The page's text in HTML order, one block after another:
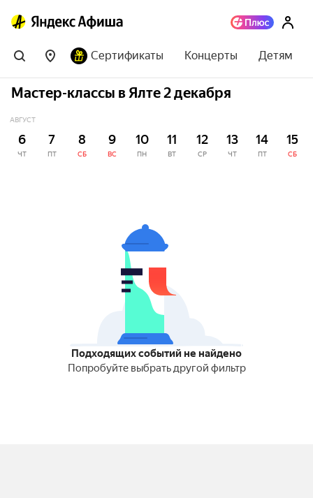
Сертификаты Концерты Детям
Мастер-классы в Ялте 2 декабря
АВГУСТ
6
ЧТ
7
ПТ
8
СБ
9
ВС
10
ПН
11
ВТ
12
СР
13
ЧТ
14
ПТ
15
СБ
Подходящих событий не найдено
Попробуйте выбрать другой фильтр